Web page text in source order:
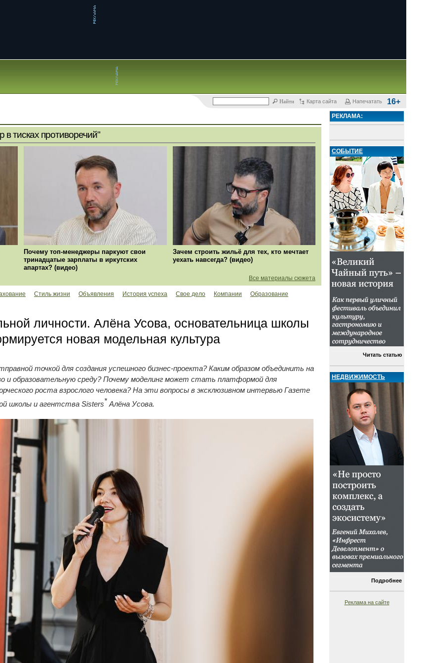
Карта сайта Напечатать 16+
в тисках противоречий"
Почему топ-менеджеры паркуют свои
тринадцатые зарплаты в иркутских
апартах? (видео)
Зачем строить жильё для тех, кто мечтает
уехать навсегда? (видео)
Все материалы сюжета
Стиль жизни Объявления История успеха Свое дело Компании
Образование
личности. Алёна Усова, основательница школы
новая модельная культура
точкой для создания успешного бизнес-проекта? Каким образом объединить на
и образовательную среду? Почему моделинг может стать платформой для
роста взрослого человека? На эти вопросы в эксклюзивном интервью Газете
школы и агентства Sisters*Алёна Усова.
РЕКЛАМА:
СОБЫТИЕ
Читать статью
НЕДВИЖИМОСТЬ
Подробнее
Реклама на сайте